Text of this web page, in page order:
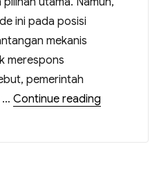
ini pada posisi
mekanis
merespons
pemerintah
… Continue reading